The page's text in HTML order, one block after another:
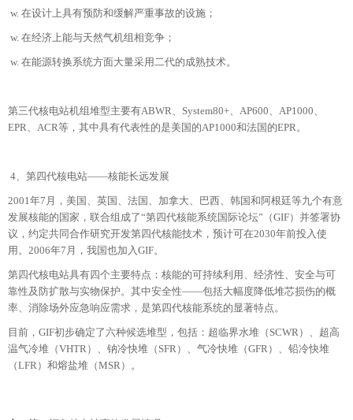
w. 在设计上具有预防和缓解严重事故的设施；
w. 在经济上能与天然气机组相竞争；
w. 在能源转换系统方面大量采用二代的成熟技术。
第三代核电站机组堆型主要有ABWR、System80+、AP600、AP1000、
EPR、ACR等，其中具有代表性的是美国的AP1000和法国的EPR。
4、第四代核电站——核能长远发展
2001年7月，美国、英国、法国、加拿大、巴西、韩国和阿根廷等九个有意
发展核能的国家，联合组成了“第四代核能系统国际论坛”（GIF）并签署协
议，约定共同合作研究开发第四代核能技术，预计可在2030年前投入使
用。2006年7月，我国也加入GIF。
第四代核电站具有四个主要特点：核能的可持续利用、经济性、安全与可
靠性及防扩散与实物保护。其中安全性——包括大幅度降低堆芯损伤的概
率、消除场外应急响应需求，是第四代核能系统的显著特点。
目前，GIF初步确定了六种候选堆型，包括：超临界水堆（SCWR）、超高
温气冷堆（VHTR）、钠冷快堆（SFR）、气冷快堆（GFR）、铅冷快堆
（LFR）和熔盐堆（MSR）。